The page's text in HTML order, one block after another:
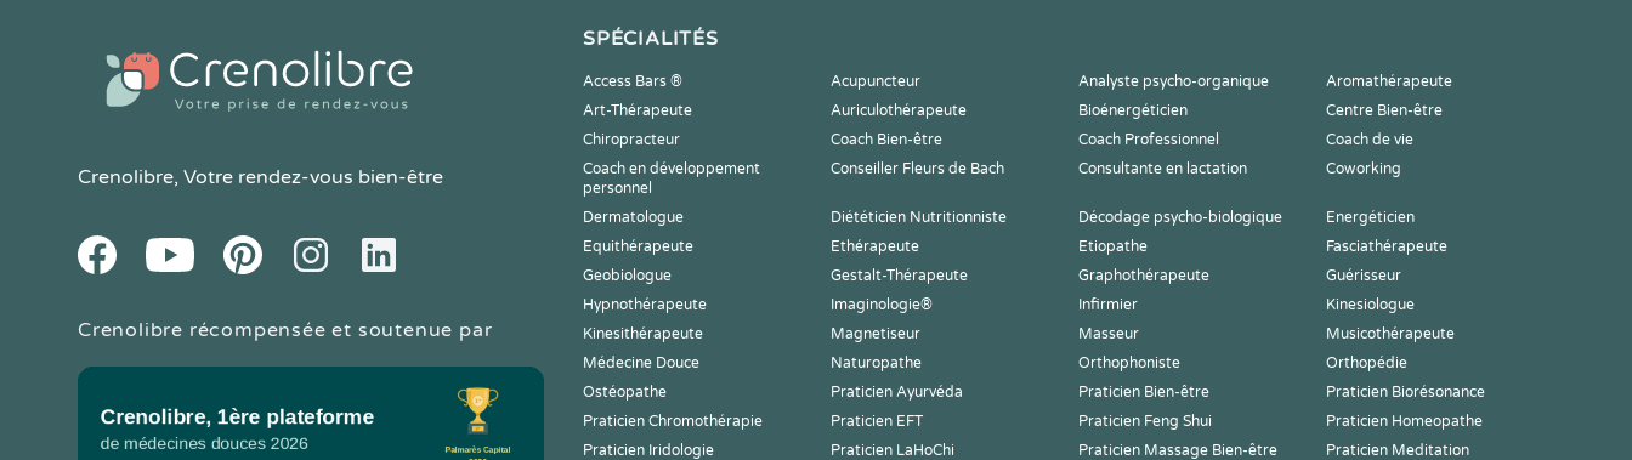
Crenolibre, Votre rendez-vous bien-être
FacebookYoutube PinteresetInstagramLinkedIn
Crenolibre récompensée et soutenue par
SPÉCIALITÉS
Access Bars ® Acupuncteur Analyste psycho-organique
Aromathérapeute
Art-Thérapeute
Auriculothérapeute Bioénergéticien
Centre Bien-être
Chiropracteur
Coach Bien-être Coach Professionnel
Coach de vie
Coach en développement
personnel
Conseiller Fleurs de Bach Consultante en lactation Coworking
Dermatologue Diététicien Nutritionniste Décodage psycho-biologique
Energéticien
Equithérapeute
Ethérapeute Etiopathe
Fasciathérapeute
Geobiologue
Gestalt-Thérapeute Graphothérapeute
Guérisseur
Hypnothérapeute
Imaginologie® Infirmier
Kinesiologue
Kinesithérapeute
Magnetiseur Masseur
Musicothérapeute
Médecine Douce
Naturopathe Orthophoniste
Orthopédie
Ostéopathe
Praticien Ayurvéda Praticien Bien-être
Praticien Biorésonance
Praticien Chromothérapie
Praticien EFT Praticien Feng Shui
Praticien Homeopathe
Praticien Iridologie
Praticien LaHoChi Praticien Massage Bien-être
Praticien Meditation